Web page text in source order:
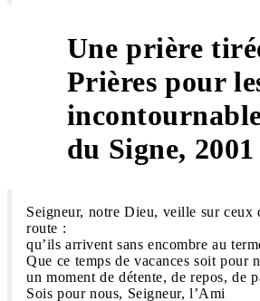
Une prière
Prières pour
du Signe, 2001
Seigneur, notre Dieu, veille sur ceux
route :
qu’ils arrivent sans encombre au
Que ce temps de vacances soit pour
un moment de détente, de repos, de
Sois pour nous, Seigneur, l’Ami